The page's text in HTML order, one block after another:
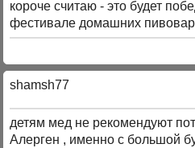
короче считаю - это будет
фестивале домашних
shamsh77
детям мед не рекомендуют
Алерген , именно с большой